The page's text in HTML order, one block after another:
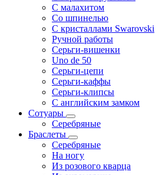
С малахитом
Со шпинелью
С кристаллами Swarovski
Ручной работы
Серьги-вишенки
Uno de 50
Серьги-цепи
Серьги-каффы
Серьги-клипсы
С английским замком
Сотуары
Серебряные
Браслеты
Серебряные
На ногу
Из розового кварца